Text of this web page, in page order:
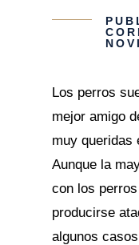
Los perros
mejor amigo
muy queridas
Aunque la
con los
producirse
algunos